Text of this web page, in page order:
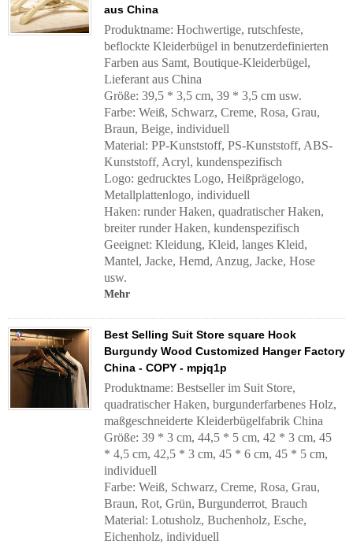
aus China
Produktname: Hochwertige, rutschfeste,
beflockte Kleiderbügel in benutzerdefinierten
Farben aus Samt, Boutique-Kleiderbügel,
Lieferant aus China
Größe: 39,5 * 3,5 cm, 39 * 3,5 cm usw.
Farbe: Weiß, Schwarz, Creme, Rosa, Grau,
Braun, Beige, individuell
Material: PP-Kunststoff, PS-Kunststoff, ABS-
Kunststoff, Acryl, kundenspezifisch
Logo: gedrucktes Logo, Heißprägelogo,
Metallplattenlogo, individuell
Haken: runder Haken, quadratischer Haken,
breiter runder Haken, kundenspezifisch
Geeignet: Kleidung, Kleid, langes Kleid,
Mantel, Jacke, Hemd, Anzug, Jacke, Hose
usw.
Mehr
Best Selling Suit Store square Hook
Burgundy Wood Customized Hanger Factory
China - COPY - mpjq1p
Produktname: Bestseller im Suit Store,
quadratischer Haken, burgunderfarbenes Holz,
maßgeschneiderte Kleiderbügelfabrik China
Größe: 39 * 3 cm, 44,5 * 5 cm, 42 * 3 cm, 45
* 4,5 cm, 42,5 * 3 cm, 45 * 6 cm, 45 * 5 cm,
individuell
Farbe: Weiß, Schwarz, Creme, Rosa, Grau,
Braun, Rot, Grün, Burgunderrot, Brauch
Material: Lotusholz, Buchenholz, Esche,
Eichenholz, individuell